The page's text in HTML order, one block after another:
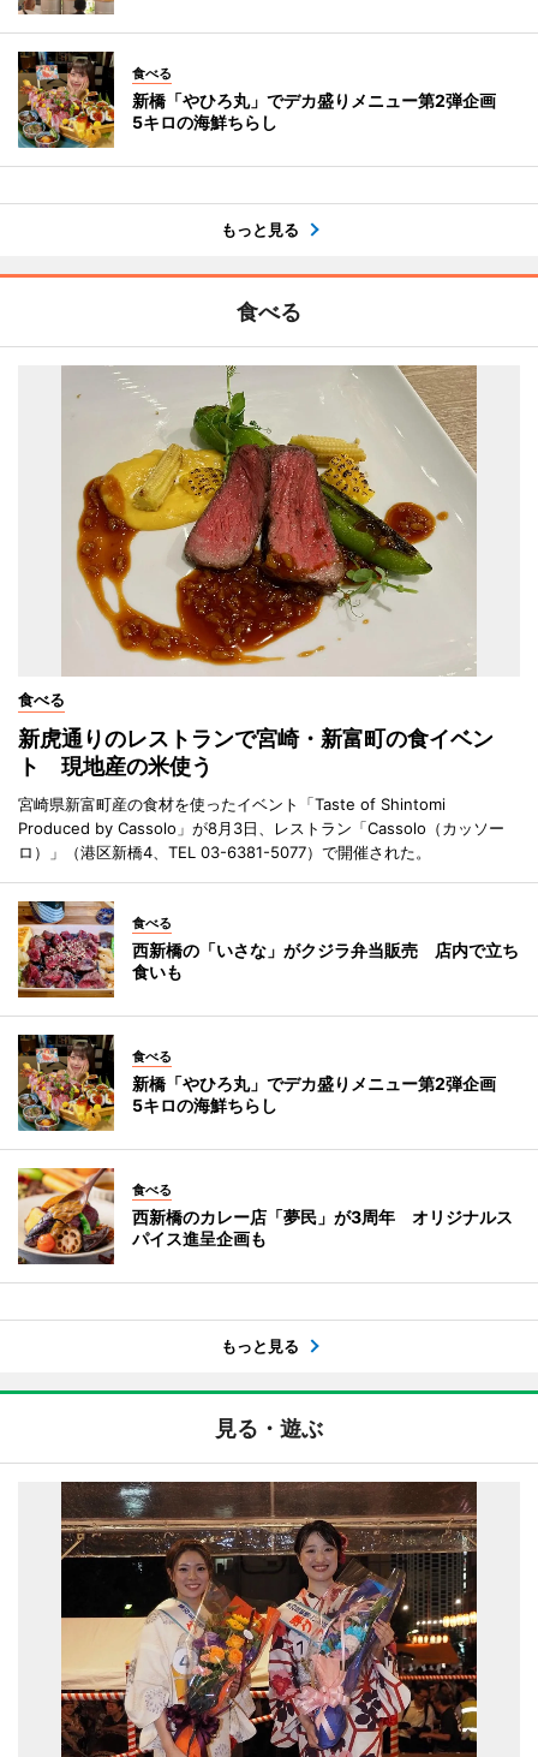
食べる
新橋「やひろ丸」でデカ盛りメニュー第2弾企画
5キロの海鮮ちらし
もっと見る
食べる
食べる
新虎通りのレストランで宮崎・新富町の食イベン
ト 現地産の米使う
宮崎県新富町産の食材を使ったイベント「Taste of Shintomi
Produced by Cassolo」が8月3日、レストラン「Cassolo（カッソー
ロ）」（港区新橋4、TEL 03-6381-5077）で開催された。
食べる
西新橋の「いさな」がクジラ弁当販売 店内で立ち
食いも
食べる
新橋「やひろ丸」でデカ盛りメニュー第2弾企画
5キロの海鮮ちらし
食べる
西新橋のカレー店「夢民」が3周年 オリジナルス
パイス進呈企画も
もっと見る
見る・遊ぶ